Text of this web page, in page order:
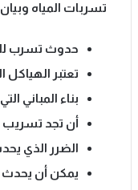
تسربات المياه
حدوث تسرب
تعتبر
بناء المباني
أن تجد تسريب
الضرر الذي
يمكن أن يحدث